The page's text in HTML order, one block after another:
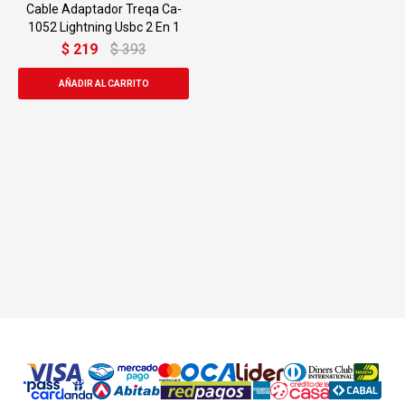
Cable Adaptador Treqa Ca-
1052 Lightning Usbc 2 En 1
$ 219 $ 393